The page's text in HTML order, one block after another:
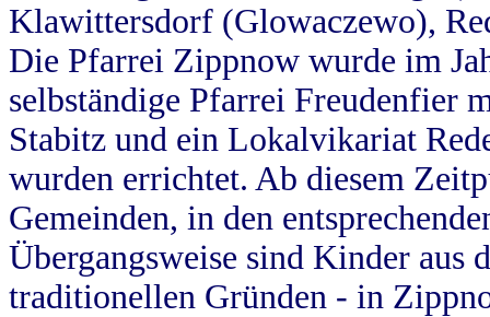
Klawittersdorf (Glowaczewo),
Die Pfarrei Zippnow wurde im
selbständige Pfarrei Freudenfier
Stabitz und ein Lokalvikariat
wurden errichtet. Ab diesem
Gemeinden, in den
Übergangsweise sind Kinder aus
traditionellen Gründen - in